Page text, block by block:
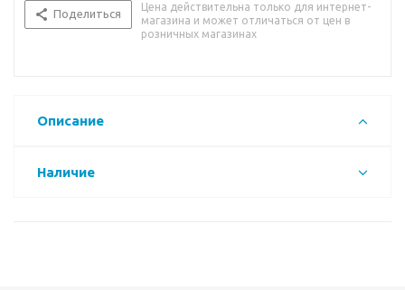
Поделиться
Цена действительна только для интернет-
магазина и может отличаться от цен в
розничных магазинах
Описание
Наличие